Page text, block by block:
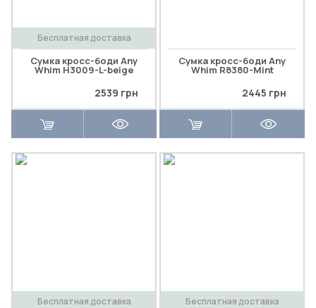
Бесплатная доставка
Сумка кросс-боди Any
Whim H3009-L-beige
2539 грн
Сумка кросс-боди Any
Whim R8380-Mint
2445 грн
Бесплатная доставка Бесплатная доставка